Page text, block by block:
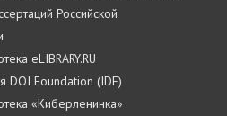
Российской
eLIBRARY.RU
DOI Foundation (IDF)
«Киберленинка»